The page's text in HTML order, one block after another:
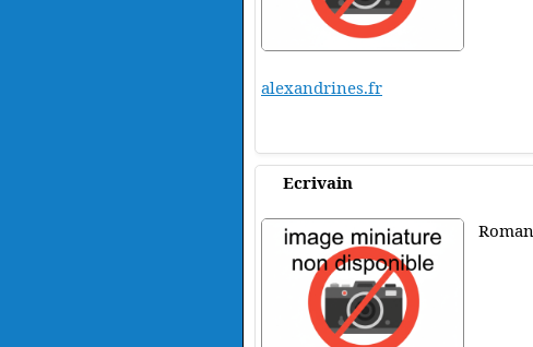
alexandrines.fr
Ecrivain